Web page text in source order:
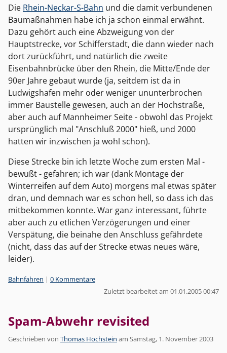
Die Rhein-Neckar-S-Bahn und die damit verbundenen
Baumaßnahmen habe ich ja schon einmal erwähnt.
Dazu gehört auch eine Abzweigung von der
Hauptstrecke, vor Schifferstadt, die dann wieder nach
dort zurückführt, und natürlich die zweite
Eisenbahnbrücke über den Rhein, die Mitte/Ende der
90er Jahre gebaut wurde (ja, seitdem ist da in
Ludwigshafen mehr oder weniger ununterbrochen
immer Baustelle gewesen, auch an der Hochstraße,
aber auch auf Mannheimer Seite - obwohl das Projekt
ursprünglich mal "Anschluß 2000" hieß, und 2000
hatten wir inzwischen ja wohl schon).
Diese Strecke bin ich letzte Woche zum ersten Mal -
bewußt - gefahren; ich war (dank Montage der
Winterreifen auf dem Auto) morgens mal etwas später
dran, und demnach war es schon hell, so dass ich das
mitbekommen konnte. War ganz interessant, führte
aber auch zu etlichen Verzögerungen und einer
Verspätung, die beinahe den Anschluss gefährdete
(nicht, dass das auf der Strecke etwas neues wäre,
leider).
Kategorien:
Bahnfahren | 0 Kommentare
Zuletzt bearbeitet am 01.01.2005 00:47
Spam-Abwehr revisited
Geschrieben von Thomas Hochstein am Samstag, 1. November 2003